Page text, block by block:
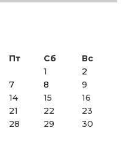
Пт Сб
Вс
1
2
7 8
9
14 15
16
21 22
23
28 29
30